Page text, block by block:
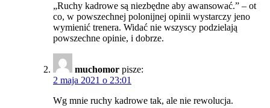
„Ruchy kadrowe są niezbędne aby awansować.” – ot
co, w powszechnej polonijnej opinii wystarczy jeno
wymienić trenera. Widać nie wszyscy podzielają
powszechne opinie, i dobrze.
muchomor pisze:
2 maja 2021 o 23:01
Wg mnie ruchy kadrowe tak, ale nie rewolucja.